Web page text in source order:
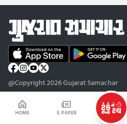
HOME E-PAPER
@Copyright 2026 Gujarat Samachar